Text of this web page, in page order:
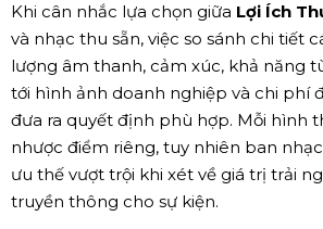
Khi cân nhắc lựa chọn giữa Lợi Ích
và nhạc thu sẵn, việc so sánh chi tiết
lượng âm thanh, cảm xúc, khả năng
tới hình ảnh doanh nghiệp và chi phí
đưa ra quyết định phù hợp. Mỗi hình
nhược điểm riêng, tuy nhiên ban
ưu thế vượt trội khi xét về giá trị trải
truyền thông cho sự kiện.